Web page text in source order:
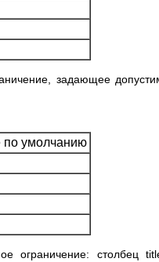
задающее
по умолчанию
ограничение: столбец